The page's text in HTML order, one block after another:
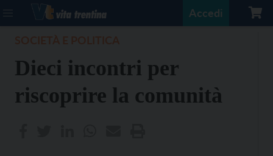
Accedi
Dieci incontri per
riscoprire la comunità